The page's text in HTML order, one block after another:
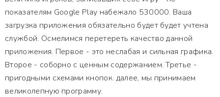
показателям Google Play набежало 530000. Ваша
загрузка приложения обязательно будет будет учтена
службой. Осмелимся перетереть качество данной
приложения. Первое - это неслабая и сильная графика.
Второе - соборно с ценным содержанием. Третье -
пригодными схемами кнопок. далее, мы принимаем
великолепную программу.